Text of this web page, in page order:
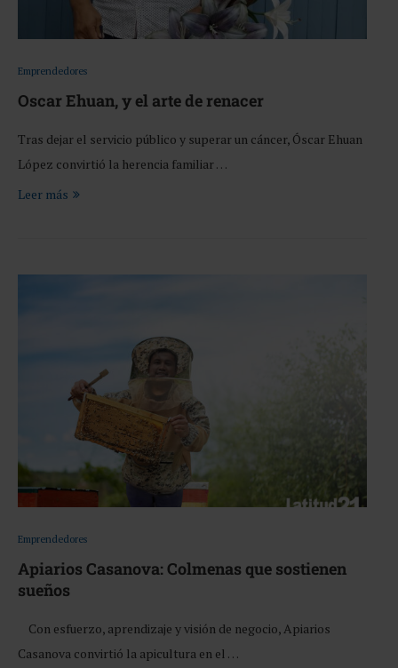
Emprendedores
Oscar Ehuan, y el arte de renacer
Tras dejar el servicio público y superar un cáncer, Óscar Ehuan
López convirtió la herencia familiar …
Leer más
Emprendedores
Apiarios Casanova: Colmenas que sostienen
sueños
Con esfuerzo, aprendizaje y visión de negocio, Apiarios
Casanova convirtió la apicultura en el …